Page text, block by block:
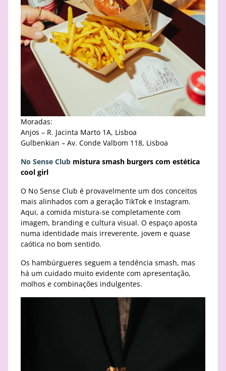
Moradas:
Anjos – R. Jacinta Marto 1A, Lisboa
Gulbenkian – Av. Conde Valbom 118, Lisboa
No Sense Club mistura smash burgers com estética
cool girl
O No Sense Club é provavelmente um dos conceitos
mais alinhados com a geração TikTok e Instagram.
Aqui, a comida mistura-se completamente com
imagem, branding e cultura visual. O espaço aposta
numa identidade mais irreverente, jovem e quase
caótica no bom sentido.
Os hambúrgueres seguem a tendência smash, mas
há um cuidado muito evidente com apresentação,
molhos e combinações indulgentes.